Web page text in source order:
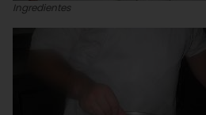
Ingredientes